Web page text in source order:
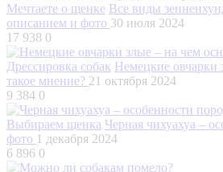
Мечтаете о щенке Все виды
описанием и фото 30 июля 2024
17 938 0
Дрессировка собак Немецкие овчарки
такое мнение? 21 октября 2024
9 384 0
Выбираем щенка Черная чихуахуа –
фото 1 декабря 2024
6 896 0